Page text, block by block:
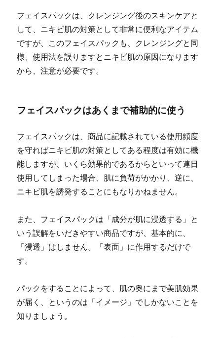
フェイスパックは、クレンジング後のスキンケアと
して、ニキビ肌の対策として非常に便利なアイテム
ですが、このフェイスパックも、クレンジングと同
様、使用法を誤りますとニキビ肌の原因になります
から、注意が必要です。
フェイスパックはあくまで補助的に使う
フェイスパックは、商品に記載されている使用頻度
を守ればニキビ肌の対策としてある程度は有効に機
能しますが、いくら効果的であるからといって連日
使用してしまった場合、肌に負荷がかかり、逆に、
ニキビ肌を誘発することにもなりかねません。
また、フェイスパックは「成分が肌に浸透する」と
いう誤解をいだきやすい商品ですが、基本的に、
「浸透」はしません。「表面」に作用するだけで
す。
パックをすることによって、肌の奥にまで美肌効果
が届く、というのは「イメージ」でしかないことを
知りましょう。